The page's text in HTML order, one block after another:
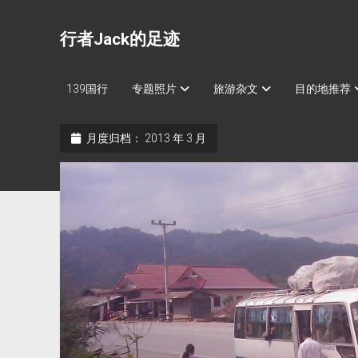
行者Jack的足迹
139国行 专题照片 旅游杂文 目的地推荐
月度归档： 2013 年 3 月